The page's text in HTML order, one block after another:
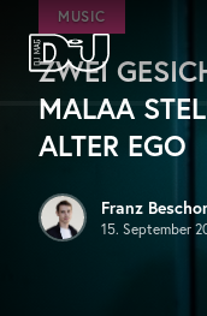
Zum Hauptinhalt springen
DJ Mag Germany
MUSIC
ZWEI
MALAA
ALTER EGO
Franz
15. September